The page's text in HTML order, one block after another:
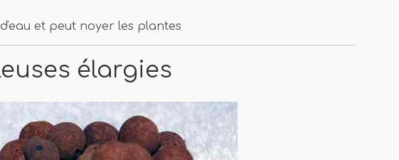
et peut noyer les plantes
élargies